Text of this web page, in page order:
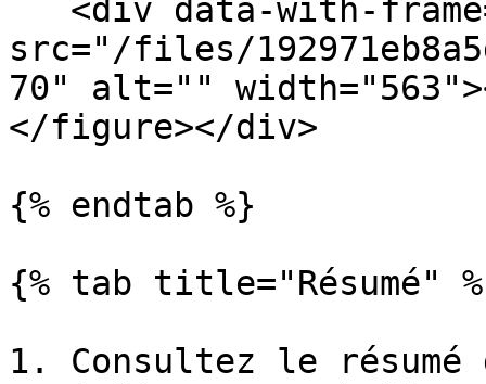
src="/files/
70" alt=""
</figure></div>
{% endtab %}
{% tab title="Résumé"
1. Consultez le